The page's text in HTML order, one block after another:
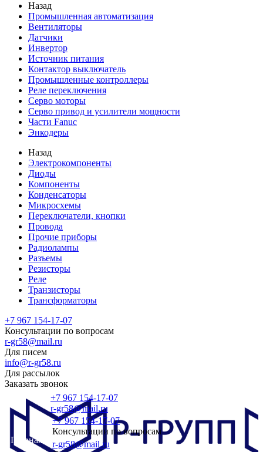
Назад
Промышленная автоматизация
Вентиляторы
Датчики
Инвертор
Источник питания
Контактор выключатель
Промышленные контроллеры
Реле переключения
Серво моторы
Серво привод и усилители мощности
Части Fanuc
Энкодеры
Назад
Электрокомпоненты
Диоды
Компоненты
Конденсаторы
Микросхемы
Переключатели, кнопки
Провода
Прочие приборы
Радиолампы
Разъемы
Резисторы
Реле
Транзисторы
Трансформаторы
+7 967 154-17-07
Консультации по вопросам
r-gr58@mail.ru
Для писем
info@r-gr58.ru
Для рассылок
Заказать звонок
Главная
+7 967 154-17-07
r-gr58@mail.ru
+7 967 154-17-07
Консультации по вопросам
r-gr58@mail.ru